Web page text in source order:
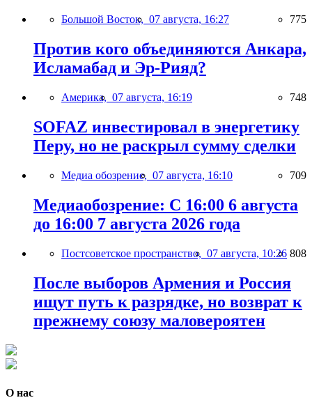
Большой Восток, 07 августа, 16:27 775
Против кого объединяются Анкара,
Исламабад и Эр-Рияд?
Америка, 07 августа, 16:19 748
SOFAZ инвестировал в энергетику
Перу, но не раскрыл сумму сделки
Медиа обозрение, 07 августа, 16:10 709
Медиаобозрение: С 16:00 6 августа
до 16:00 7 августа 2026 года
Постсоветское пространство, 07 августа, 10:26 808
После выборов Армения и Россия
ищут путь к разрядке, но возврат к
прежнему союзу маловероятен
О нас